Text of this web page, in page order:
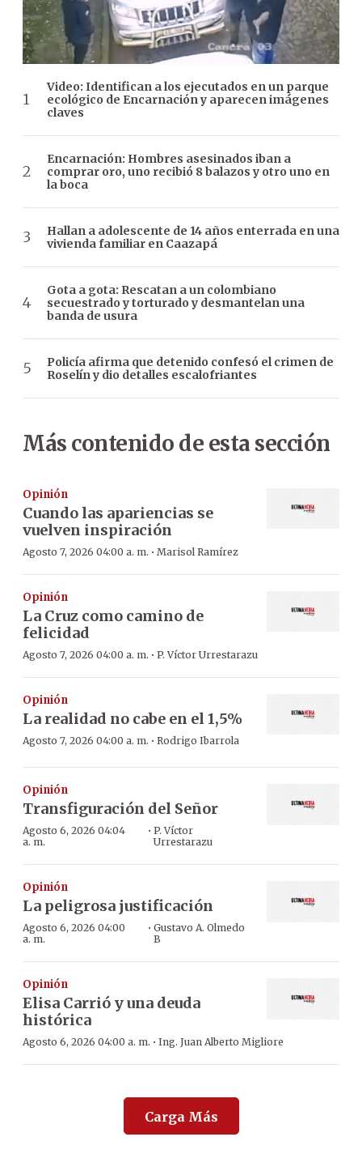
Video: Identifican a los ejecutados en un parque
ecológico de Encarnación y aparecen imágenes
claves
Encarnación: Hombres asesinados iban a
comprar oro, uno recibió 8 balazos y otro uno en
la boca
Hallan a adolescente de 14 años enterrada en una
vivienda familiar en Caazapá
Gota a gota: Rescatan a un colombiano
secuestrado y torturado y desmantelan una
banda de usura
Policía afirma que detenido confesó el crimen de
Roselín y dio detalles escalofriantes
Más contenido de esta sección
Opinión
Cuando las apariencias se
vuelven inspiración
Agosto 7, 2026 04:00 a. m. · Marisol Ramírez
Opinión
La Cruz como camino de
felicidad
Agosto 7, 2026 04:00 a. m. · P. Víctor Urrestarazu
Opinión
La realidad no cabe en el 1,5%
Agosto 7, 2026 04:00 a. m. · Rodrigo Ibarrola
Opinión
Transfiguración del Señor
Agosto 6, 2026 04:04
a. m.
· P. Víctor
Urrestarazu
Opinión
La peligrosa justificación
Agosto 6, 2026 04:00
a. m.
· Gustavo A. Olmedo
B
Opinión
Elisa Carrió y una deuda
histórica
Agosto 6, 2026 04:00 a. m. · Ing. Juan Alberto Migliore
Carga Más